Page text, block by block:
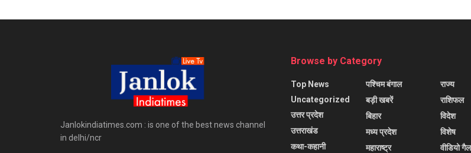
Janlokindiatimes.com : is one of the best news channel
in delhi/ncr
Browse by Category
Top News
Uncategorized
उत्तर प्रदेश
उत्तराखंड
कथा-कहानी
पश्चिम बंगाल
बड़ी खबरें
बिहार
मध्य प्रदेश
महाराष्ट्र
राज्य
राशिफल
विदेश
विशेष
वीडियो